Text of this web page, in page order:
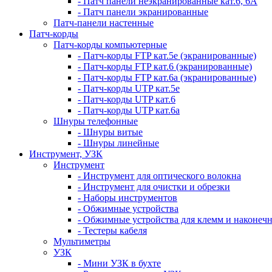
- Патч панели экранированные
Патч-панели настенные
Патч-корды
Патч-корды компьютерные
- Патч-корды FTP кат.5е (экранированные)
- Патч-корды FTP кат.6 (экранированные)
- Патч-корды FTP кат.6а (экранированные)
- Патч-корды UTP кат.5е
- Патч-корды UTP кат.6
- Патч-корды UTP кат.6а
Шнуры телефонные
- Шнуры витые
- Шнуры линейные
Инструмент, УЗК
Инструмент
- Инструмент для оптического волокна
- Инструмент для очистки и обрезки
- Наборы инструментов
- Обжимные устройства
- Обжимные устройства для клемм и
- Тестеры кабеля
Мультиметры
УЗК
- Мини УЗК в бухте